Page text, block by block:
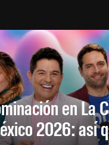
en La
2026: así